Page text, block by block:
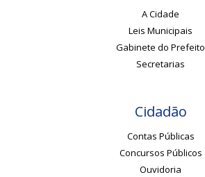
A Cidade
Leis Municipais
Gabinete do Prefeito
Secretarias
Cidadão
Contas Públicas
Concursos Públicos
Ouvidoria